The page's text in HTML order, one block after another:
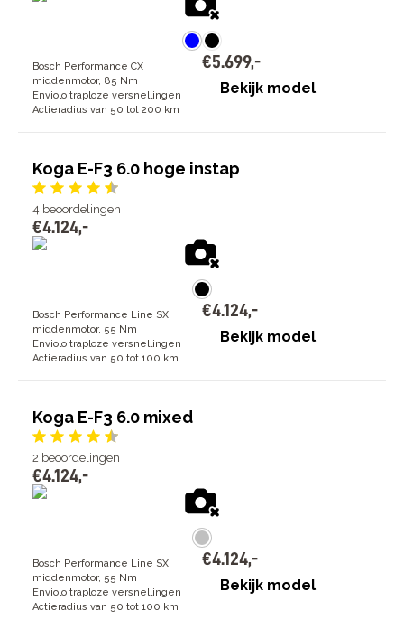
Bosch Performance CX
middenmotor, 85 Nm
Enviolo traploze versnellingen
Actieradius van 50 tot 200 km
€5.699,-
Bekijk model
Koga E-F3 6.0 hoge instap
4 beoordelingen
€4.124,-
Bosch Performance Line SX
middenmotor, 55 Nm
Enviolo traploze versnellingen
Actieradius van 50 tot 100 km
€4.124,-
Bekijk model
Koga E-F3 6.0 mixed
2 beoordelingen
€4.124,-
Bosch Performance Line SX
middenmotor, 55 Nm
Enviolo traploze versnellingen
Actieradius van 50 tot 100 km
€4.124,-
Bekijk model